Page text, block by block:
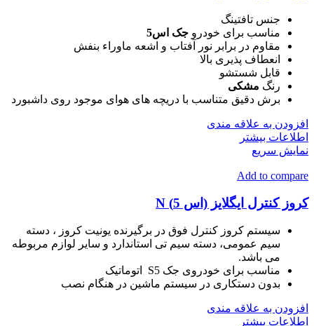
جنس تافتینگ
مناسب برای خودرو جک اس5
مقاوم در برابر نور آفتاب و اشعه ماوراء بنفش
انعطاف پذیری بالا
قابل شستشو
رنگ مشکی
برش دقیق متناسب با دریچه های هوای موجود روی داشبورد
افزودن به علاقه مندی
اطلاعات بیشتر
نمایش سریع
Add to compare
کروز کنترل ایگلایز (اس 5) N
سیستم کروز کنترل فوق در برگیرنده یونیت کروز ، دسته
سیم عمومی، دسته سیم تی استاندارد و سایر لوازم مربوطه
می باشد.
مناسب برای خودروی جک S5 اتوماتیک
بدون دستکاری در سیستم ماشین در هنگام نصب
افزودن به علاقه مندی
اطلاعات بیشتر